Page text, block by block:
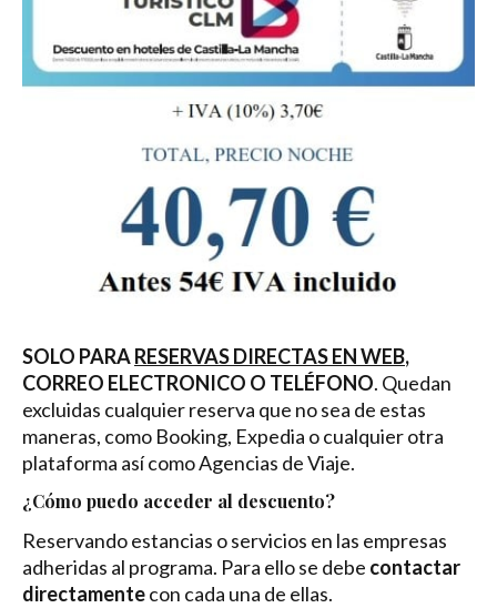
SOLO PARARESERVAS DIRECTAS EN WEB,
CORREO ELECTRONICO O TELÉFONO. Quedan
excluidas cualquier reserva que no sea de estas
maneras, como Booking, Expedia o cualquier otra
plataforma así como Agencias de Viaje.
¿Cómo puedo acceder al descuento?
Reservando estancias o servicios en las empresas
adheridas al programa. Para ello se debe contactar
directamentecon cada una de ellas.